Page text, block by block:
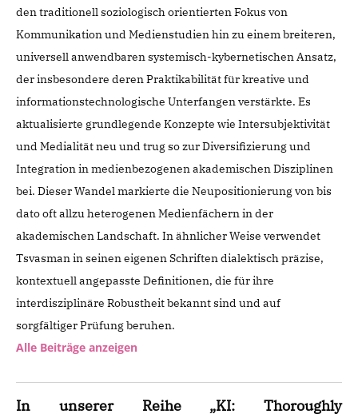
den traditionell soziologisch orientierten Fokus von
Kommunikation und Medienstudien hin zu einem breiteren,
universell anwendbaren systemisch-kybernetischen Ansatz,
der insbesondere deren Praktikabilität für kreative und
informationstechnologische Unterfangen verstärkte. Es
aktualisierte grundlegende Konzepte wie Intersubjektivität
und Medialität neu und trug so zur Diversifizierung und
Integration in medienbezogenen akademischen Disziplinen
bei. Dieser Wandel markierte die Neupositionierung von bis
dato oft allzu heterogenen Medienfächern in der
akademischen Landschaft. In ähnlicher Weise verwendet
Tsvasman in seinen eigenen Schriften dialektisch präzise,
kontextuell angepasste Definitionen, die für ihre
interdisziplinäre Robustheit bekannt sind und auf
sorgfältiger Prüfung beruhen.
Alle Beiträge anzeigen
In unserer Reihe „KI: Thoroughly